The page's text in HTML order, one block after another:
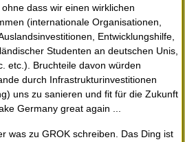
dass wir einen wirklichen
(internationale Organisationen,
Entwicklungshilfe,
Studenten an deutschen Unis,
etc.). Bruchteile davon würden
durch Infrastrukturinvestitionen
uns zu sanieren und fit für die Zukunft
Germany great again ...
was zu GROK schreiben. Das Ding ist